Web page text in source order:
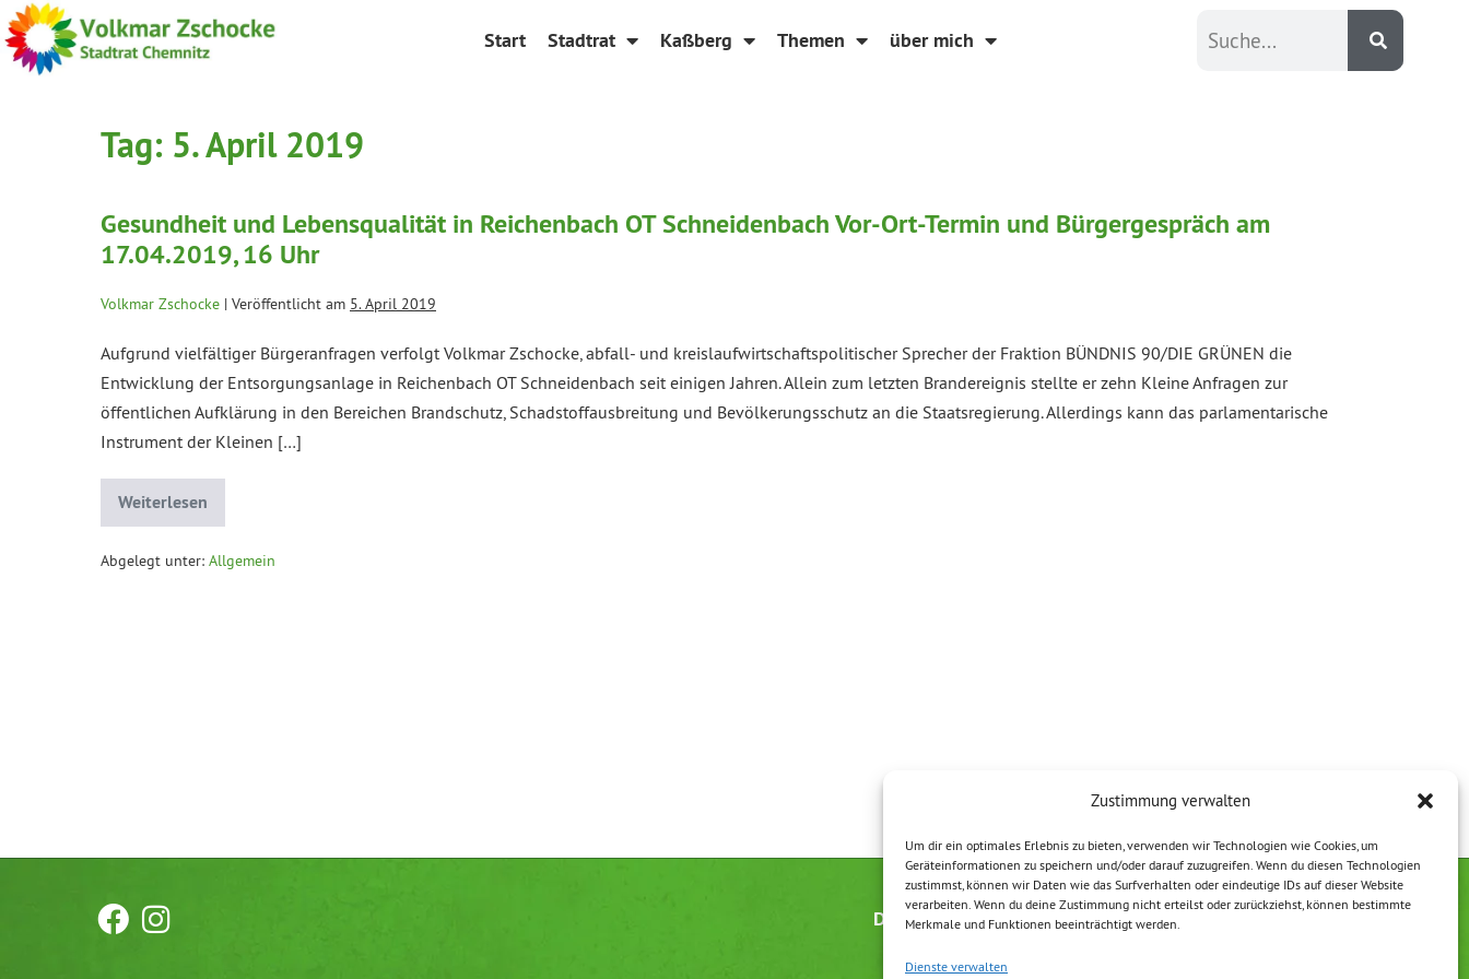
Zustimmung verwalten
Um dir ein optimales Erlebnis zu bieten, verwenden wir Technologien wie Cookies, um
Geräteinformationen zu speichern und/oder darauf zuzugreifen. Wenn du diesen Technologien
zustimmst, können wir Daten wie das Surfverhalten oder eindeutige IDs auf dieser Website
verarbeiten. Wenn du deine Zustimmung nicht erteilst oder zurückziehst, können bestimmte
Merkmale und Funktionen beeinträchtigt werden.
Dienste verwalten
Start Stadtrat Kaßberg Themen über mich
Tag: 5. April 2019
Gesundheit und Lebensqualität in Reichenbach OT Schneidenbach Vor-Ort-Termin und Bürgergespräch am
17.04.2019, 16 Uhr
Volkmar Zschocke | Veröffentlicht am 5. April 2019
Aufgrund vielfältiger Bürgeranfragen verfolgt Volkmar Zschocke, abfall- und kreislaufwirtschaftspolitischer Sprecher der Fraktion BÜNDNIS 90/DIE GRÜNEN die
Entwicklung der Entsorgungsanlage in Reichenbach OT Schneidenbach seit einigen Jahren. Allein zum letzten Brandereignis stellte er zehn Kleine Anfragen zur
öffentlichen Aufklärung in den Bereichen Brandschutz, Schadstoffausbreitung und Bevölkerungsschutz an die Staatsregierung. Allerdings kann das parlamentarische
Instrument der Kleinen […]
Weiterlesen
Abgelegt unter: Allgemein
Datenschutzerklärung Impressum